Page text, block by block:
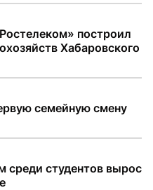
построил
Хабаровского
семейную смену
среди студентов вырос